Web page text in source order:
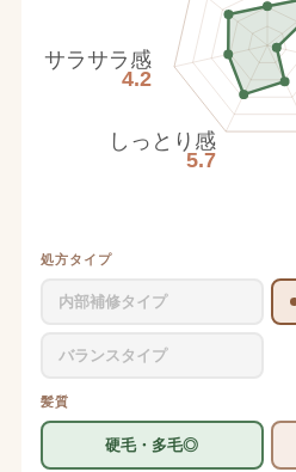
しっとり感
5.7
サラサラ感
4.2
処方タイプ
内部補修タイプ
バランスタイプ
髪質
硬毛・多毛◎